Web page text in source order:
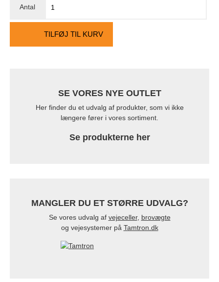
TILFØJ TIL KURV
SE VORES NYE OUTLET
Her finder du et udvalg af produkter, som vi ikke
længere fører i vores sortiment.
Se produkterne her
MANGLER DU ET STØRRE UDVALG?
Se vores udvalg af vejeceller, brovægte
og vejesystemer på Tamtron.dk